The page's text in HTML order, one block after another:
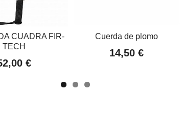
CUADRA FIR-
TECH
€
Cuerda de plomo
14,50 €